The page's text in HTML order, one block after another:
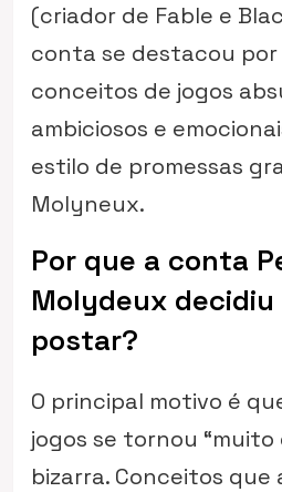
(criador de Fable e
conta se destacou
conceitos de jogos
ambiciosos e
estilo de promessas
Molyneux.
Por que a conta
Molydeux decidiu
postar?
O principal motivo é
jogos se tornou “muito
bizarra. Conceitos que